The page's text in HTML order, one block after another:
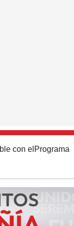
con el Programa